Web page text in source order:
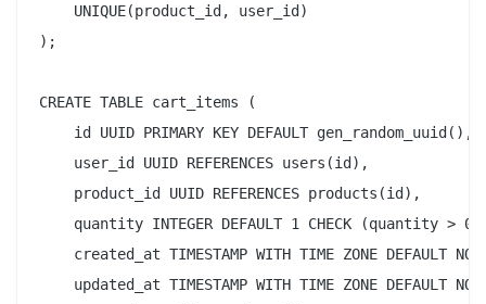
    UNIQUE(product_id, user_id)
);
CREATE TABLE cart_items (
    id UUID PRIMARY KEY DEFAULT gen_random_uuid(),
    user_id UUID REFERENCES users(id),
    product_id UUID REFERENCES products(id),
quantity INTEGER DEFAULT 1 CHECK (quantity >
created_at TIMESTAMP WITH TIME ZONE DEFAULT
updated_at TIMESTAMP WITH TIME ZONE DEFAULT